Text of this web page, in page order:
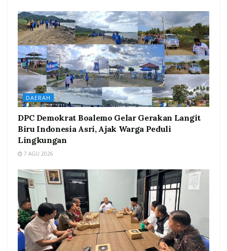
DAERAH
DPC Demokrat Boalemo Gelar Gerakan Langit
Biru Indonesia Asri, Ajak Warga Peduli
Lingkungan
7 AGU 2026